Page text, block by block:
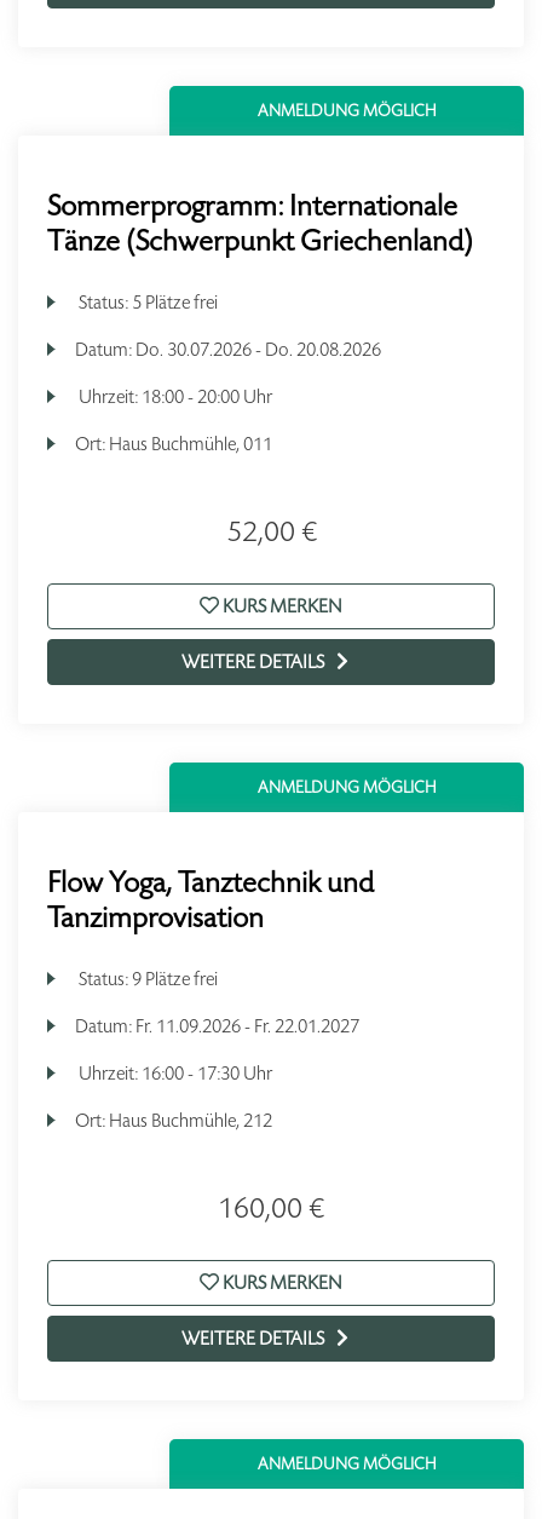
ANMELDUNG MÖGLICH
Sommerprogramm: Internationale
Tänze (Schwerpunkt Griechenland)
Status: 5 Plätze frei
Datum: Do. 30.07.2026 - Do. 20.08.2026
Uhrzeit: 18:00 - 20:00 Uhr
Ort: Haus Buchmühle, 011
52,00 €
KURS MERKEN
WEITERE DETAILS
ANMELDUNG MÖGLICH
Flow Yoga, Tanztechnik und
Tanzimprovisation
Status:9 Plätze frei
Datum: Fr. 11.09.2026 - Fr. 22.01.2027
Uhrzeit: 16:00 - 17:30 Uhr
Ort: Haus Buchmühle, 212
160,00 €
KURS MERKEN
WEITERE DETAILS
ANMELDUNG MÖGLICH